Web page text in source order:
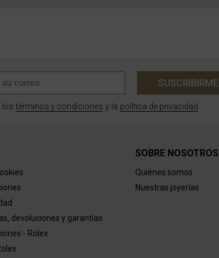
SUSCRIBIRME
los términos y condiciones y la política de privacidad
devoluciones y garantías
- Rolex
SOBRE NOSOTROS
Quiénes somos
Nuestras joyerías